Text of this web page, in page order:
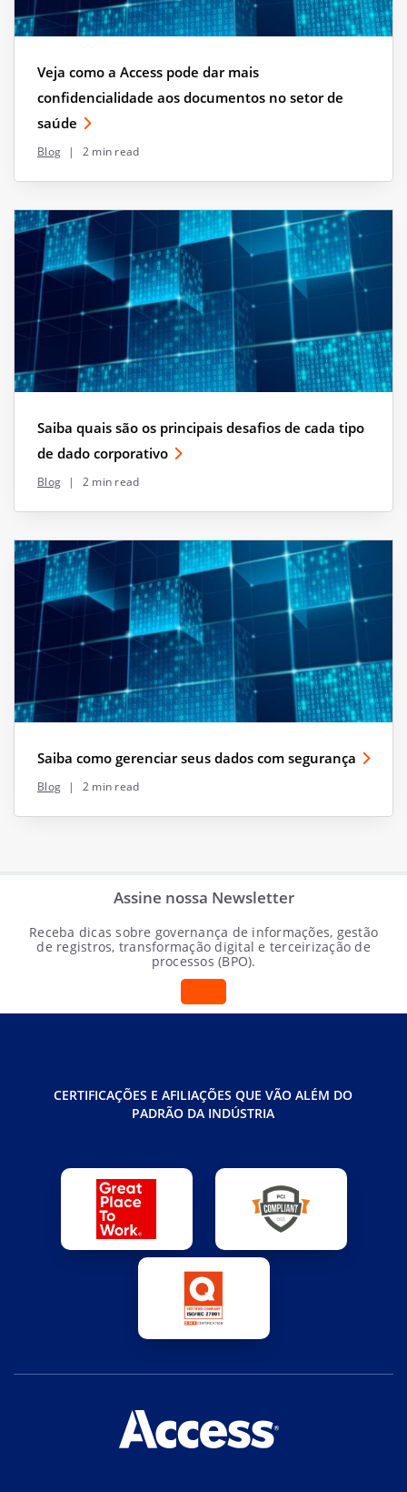
Veja como a Access pode dar mais
confidencialidade aos documentos no setor de
saúde
Blog | 2 min read
Saiba quais são os principais desafios de cada tipo
de dado corporativo
Blog | 2 min read
Saiba como gerenciar seus dados com segurança
Blog | 2 min read
Assine nossa Newsletter
Receba dicas sobre governança de informações, gestão
de registros, transformação digital e terceirização de
processos (BPO).
CERTIFICAÇÕES E AFILIAÇÕES QUE VÃO ALÉM DO
PADRÃO DA INDÚSTRIA